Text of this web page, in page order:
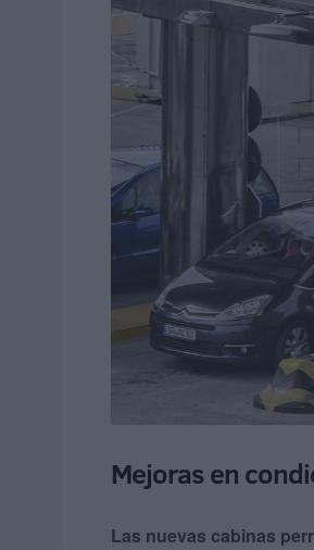
Mejoras en
Las nuevas cabinas